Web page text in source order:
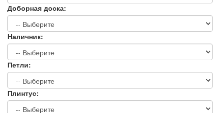
Доборная доска:
Наличник:
Петли:
Плинтус: